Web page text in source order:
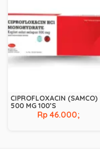
CIPROFLOXACIN (SAMCO)
500 MG 100’S
Rp 46.000;